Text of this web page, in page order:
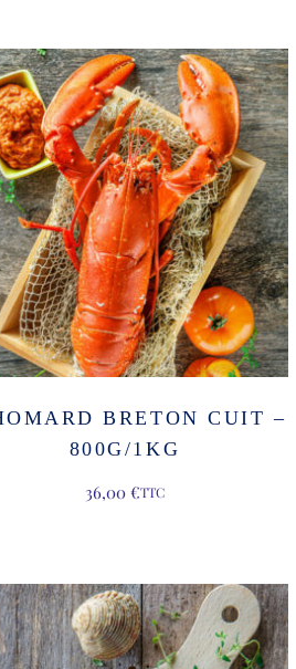
BRETON CUIT –
800G/1KG
36,00 €TTC